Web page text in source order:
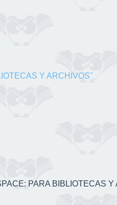
Y ARCHIVOS"
PARA BIBLIOTECAS Y